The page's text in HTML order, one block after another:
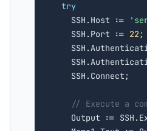
try
    SSH.Host :=
    SSH.Port :=
22;
    SSH.Connect;
// Execute a
Output :=